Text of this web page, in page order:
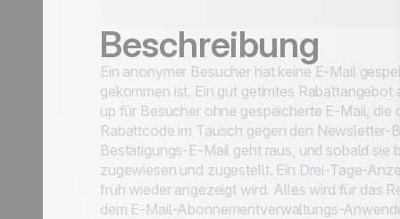
Beschreibung
Ein anonymer Besucher hat keine E-Mail
gekommen ist. Ein gut getimtes
up für Besucher ohne gespeicherte E-Mail,
Rabattcode im Tausch gegen den
Bestätigungs-E-Mail geht raus, und sobald sie
zugewiesen und zugestellt. Ein Drei-Tage-
früh wieder angezeigt wird. Alles wird für das
dem E-Mail-Abonnementverwaltungs-